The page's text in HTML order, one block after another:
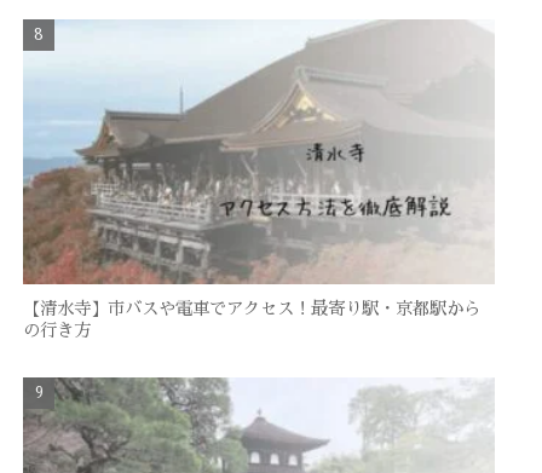
【清水寺】市バスや電車でアクセス！最寄り駅・京都駅から
の行き方